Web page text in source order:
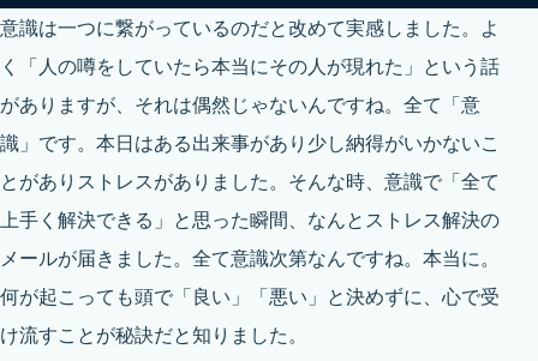
意識は一つに繋がっているのだと改めて実感しました。よ
く「人の噂をしていたら本当にその人が現れた」という話
がありますが、それは偶然じゃないんですね。全て「意
識」です。本日はある出来事があり少し納得がいかないこ
とがありストレスがありました。そんな時、意識で「全て
上手く解決できる」と思った瞬間、なんとストレス解決の
メールが届きました。全て意識次第なんですね。本当に。
何が起こっても頭で「良い」「悪い」と決めずに、心で受
け流すことが秘訣だと知りました。